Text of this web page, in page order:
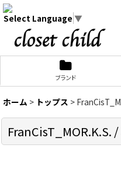
Select Language ▼
ブランド
ホーム > トップス >
FranCisT_MOR.K.S.